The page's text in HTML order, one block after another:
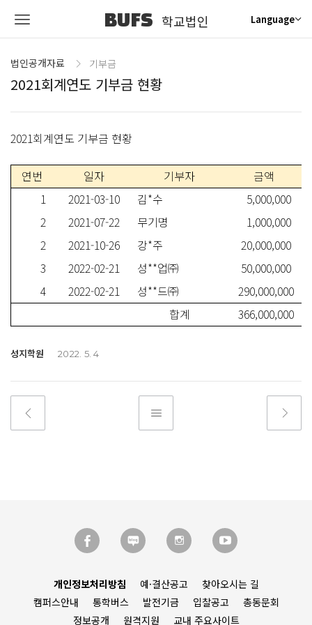
BUFS 학교법인 Language
법인공개자료 기부금
2021회계연도 기부금 현황
2021회계연도 기부금 현황
연번 일자 기부자
금액
1
2021-03-10 김*수
5,000,000
2
2021-07-22 무기명
1,000,000
2
2021-10-26 강*주
20,000,000
3
2022-02-21 성**업㈜
50,000,000
4
2022-02-21 성**드㈜
290,000,000
합계
366,000,000
성지학원 2022. 5. 4
개인정보처리방침 예·결산공고
찾아오시는 길
캠퍼스안내
통학버스 발전기금 입찰공고
총동문회
정보공개
원격지원 교내 주요사이트